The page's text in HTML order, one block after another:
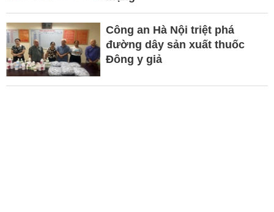
Công an Hà Nội triệt phá
đường dây sản xuất thuốc
Đông y giả